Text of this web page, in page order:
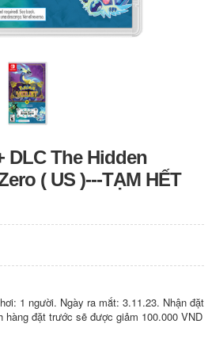
DLC The Hidden
( US )---TẠM HẾT
1 người. Ngày ra mắt: 3.11.23. Nhận đặt
hàng đặt trước sẽ được giảm 100.000 VND